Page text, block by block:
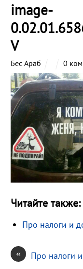
image-
V
Бес Араб 0
Читайте также:
Про налоги и
« Про налоги